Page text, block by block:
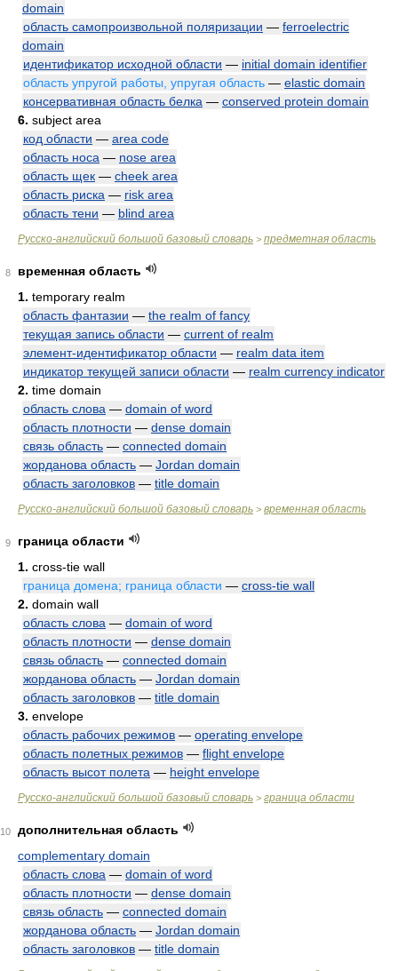
domain
область самопроизвольной поляризации — ferroelectric
domain
идентификатор исходной области — initial domain identifier
область упругой работы, упругая область — elastic domain
консервативная область белка — conserved protein domain
6. subject area
код области — area code
область носа — nose area
область щек — cheek area
область риска — risk area
область тени — blind area
Русско-английский большой базовый словарь > предметная область
8
временная область
1. temporary realm
область фантазии — the realm of fancy
текущая запись области — current of realm
элемент-идентификатор области — realm data item
индикатор текущей записи области — realm currency indicator
2. time domain
область слова — domain of word
область плотности — dense domain
связь область — connected domain
жорданова область — Jordan domain
область заголовков — title domain
Русско-английский большой базовый словарь > временная область
9
граница области
1. cross-tie wall
граница домена; граница области — cross-tie wall
2. domain wall
область слова — domain of word
область плотности — dense domain
связь область — connected domain
жорданова область — Jordan domain
область заголовков — title domain
3. envelope
область рабочих режимов — operating envelope
область полетных режимов — flight envelope
область высот полета — height envelope
Русско-английский большой базовый словарь > граница области
10
дополнительная область
complementary domain
область слова — domain of word
область плотности — dense domain
связь область — connected domain
жорданова область — Jordan domain
область заголовков — title domain